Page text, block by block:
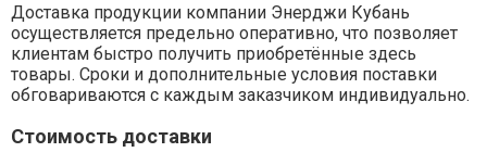
Доставка продукции компании Энерджи Кубань
осуществляется предельно оперативно, что позволяет
клиентам быстро получить приобретённые здесь
товары. Сроки и дополнительные условия поставки
обговариваются с каждым заказчиком индивидуально.
Стоимость доставки